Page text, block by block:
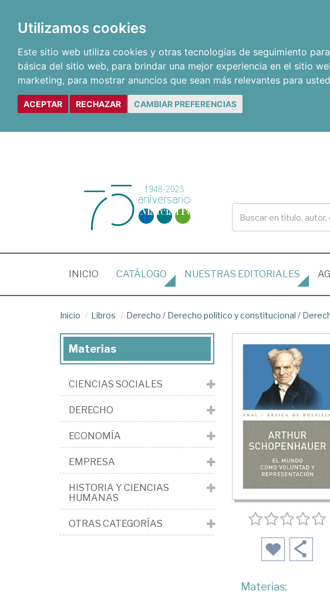
Utilizamos cookies
Este sitio web utiliza cookies y otras tecnologías de seguimiento
básica del sitio web, para brindar una mejor experiencia en el sitio
marketing, para mostrar anuncios que sean más relevantes para usted
ACEPTAR RECHAZAR CAMBIAR PREFERENCIAS
INICIO (CURRENT)
CATÁLOGO NUESTRAS EDITORIALES
Inicio Libros Derecho / Derecho político y constitucional /
Materias:
Materias
CIENCIAS SOCIALES
DERECHO
ECONOMÍA
EMPRESA
HISTORIA Y CIENCIAS
HUMANAS
OTRAS CATEGORÍAS